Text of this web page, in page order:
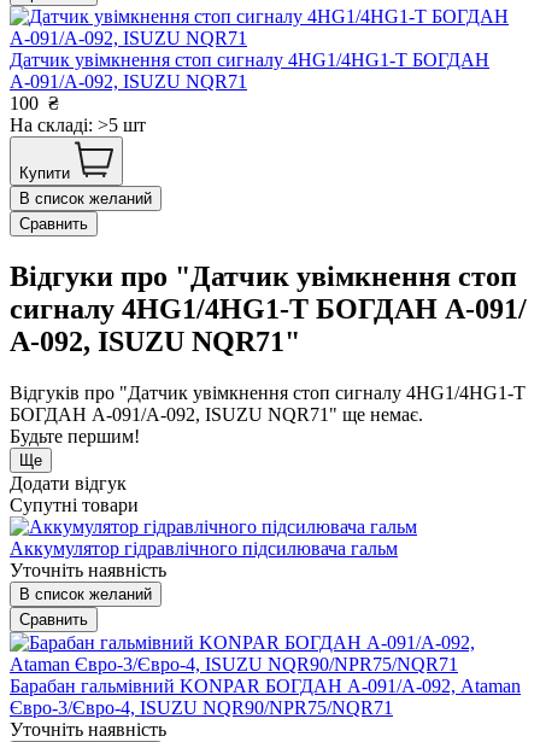
Датчик увiмкнення стоп сигналу 4HG1/4HG1-T БОГДАН
А-091/А-092, ISUZU NQR71
100 ₴
На складі: >5 шт
Купити
В список желаний
Сравнить
Відгуки про "Датчик увiмкнення стоп
сигналу 4HG1/4HG1-T БОГДАН А-091/
А-092, ISUZU NQR71"
Відгуків про "Датчик увiмкнення стоп сигналу 4HG1/4HG1-T
БОГДАН А-091/А-092, ISUZU NQR71" ще немає.
Будьте першим!
Ще
Додати відгук
Супутні товари
Аккумулятор гідравлічного підсилювача гальм
Уточніть наявність
В список желаний
Сравнить
Барабан гальмівний KONPAR БОГДАН А-091/А-092, Ataman
Євро-3/Євро-4, ISUZU NQR90/NPR75/NQR71
Уточніть наявність